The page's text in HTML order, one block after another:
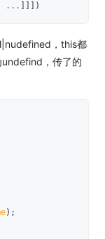
... )
，this都
，传了的
) ;